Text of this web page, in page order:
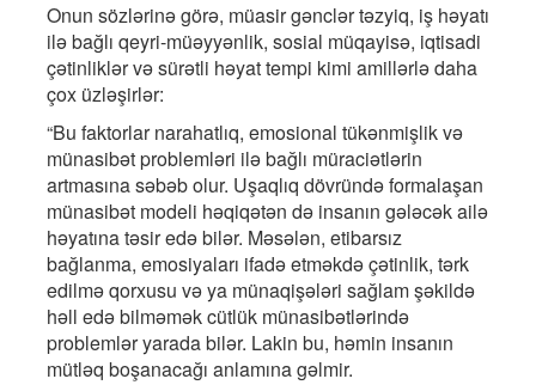
Onun sözlərinə görə, müasir gənclər təzyiq, iş həyatı
ilə bağlı qeyri-müəyyənlik, sosial müqayisə, iqtisadi
çətinliklər və sürətli həyat tempi kimi amillərlə daha
çox üzləşirlər:
“Bu faktorlar narahatlıq, emosional tükənmişlik və
münasibət problemləri ilə bağlı müraciətlərin
artmasına səbəb olur. Uşaqlıq dövründə formalaşan
münasibət modeli həqiqətən də insanın gələcək ailə
həyatına təsir edə bilər. Məsələn, etibarsız
bağlanma, emosiyaları ifadə etməkdə çətinlik, tərk
edilmə qorxusu və ya münaqişələri sağlam şəkildə
həll edə bilməmək cütlük münasibətlərində
problemlər yarada bilər. Lakin bu, həmin insanın
mütləq boşanacağı anlamına gəlmir.